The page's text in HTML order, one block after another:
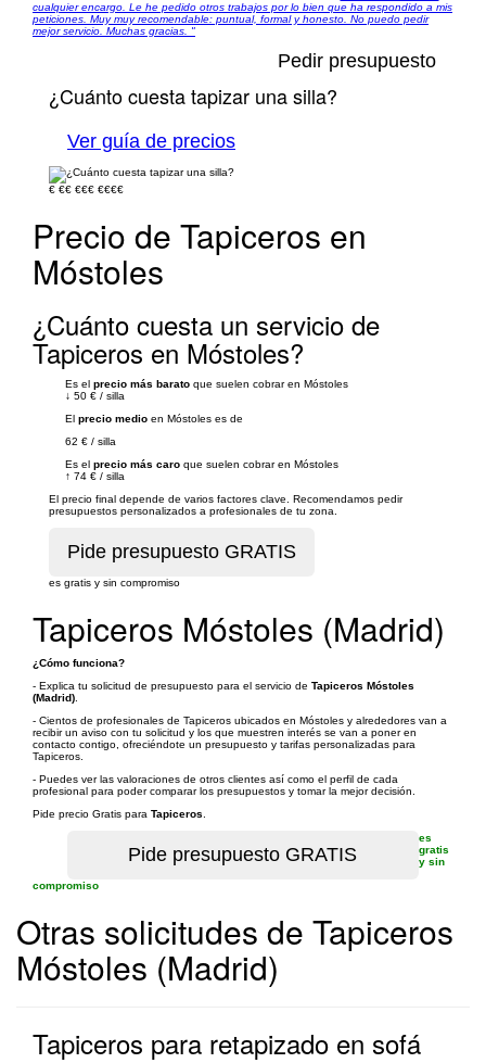
cualquier encargo. Le he pedido otros trabajos por lo bien que ha respondido a mis
peticiones. Muy muy recomendable: puntual, formal y honesto. No puedo pedir
mejor servicio. Muchas gracias. "
Pedir presupuesto
¿Cuánto cuesta tapizar una silla?
Ver guía de precios
€ €€ €€€ €€€€
Precio de Tapiceros en
Móstoles
¿Cuánto cuesta un servicio de
Tapiceros en Móstoles?
Es el precio más barato que suelen cobrar en Móstoles
↓ 50 € / silla
El precio medio en Móstoles es de
62 € / silla
Es el precio más caro que suelen cobrar en Móstoles
↑ 74 € / silla
El precio final depende de varios factores clave. Recomendamos pedir
presupuestos personalizados a profesionales de tu zona.
es gratis y sin compromiso
Tapiceros Móstoles (Madrid)
¿Cómo funciona?
- Explica tu solicitud de presupuesto para el servicio de Tapiceros Móstoles
(Madrid)
- Cientos de profesionales de Tapiceros ubicados en Móstoles y alrededores van a
recibir un aviso con tu solicitud y los que muestren interés se van a poner en
contacto contigo, ofreciéndote un presupuesto y tarifas personalizadas para
Tapiceros.
- Puedes ver las valoraciones de otros clientes así como el perfil de cada
profesional para poder comparar los presupuestos y tomar la mejor decisión.
Pide precio Gratis para Tapiceros
es
gratis
y sin
compromiso
Otras solicitudes de Tapiceros
Móstoles (Madrid)
Tapiceros para retapizado en sofá